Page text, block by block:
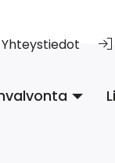
Yhteystiedot